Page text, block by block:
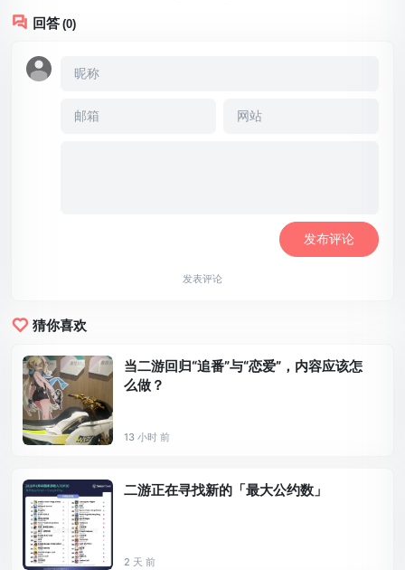
回答 (0)
发表评论
猜你喜欢
当二游回归“追番”与“恋爱”，内容应该怎
么做？
13 小时 前
二游正在寻找新的「最大公约数」
2 天 前